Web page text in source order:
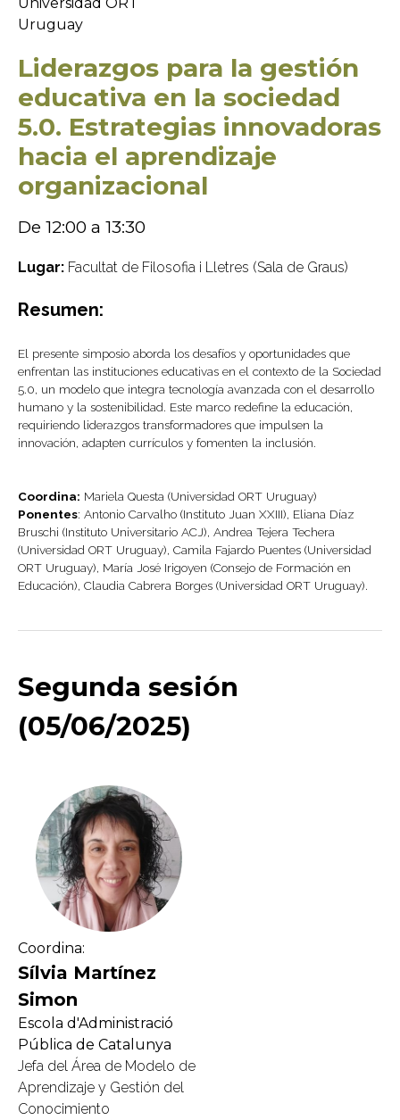
Universidad ORT
Uruguay
Liderazgos para la gestión
educativa en la sociedad
5.0. Estrategias innovadoras
hacia el aprendizaje
organizacional
De 12:00 a 13:30
Lugar: Facultat de Filosofia i Lletres (Sala de Graus)
Resumen:
El presente simposio aborda los desafíos y oportunidades que
enfrentan las instituciones educativas en el contexto de la Sociedad
5.0, un modelo que integra tecnología avanzada con el desarrollo
humano y la sostenibilidad. Este marco redefine la educación,
requiriendo liderazgos transformadores que impulsen la
innovación, adapten currículos y fomenten la inclusión.
Coordina: Mariela Questa (Universidad ORT Uruguay)
Ponentes: Antonio Carvalho (Instituto Juan XXIII), Eliana Díaz
Bruschi (Instituto Universitario ACJ), Andrea Tejera Techera
(Universidad ORT Uruguay), Camila Fajardo Puentes (Universidad
ORT Uruguay), María José Irigoyen (Consejo de Formación en
Educación), Claudia Cabrera Borges (Universidad ORT Uruguay).
Segunda sesión
(05/06/2025)
Coordina:
Sílvia Martínez
Simon
Escola d'Administració
Pública de Catalunya
Jefa del Área de Modelo de
Aprendizaje y Gestión del
Conocimiento